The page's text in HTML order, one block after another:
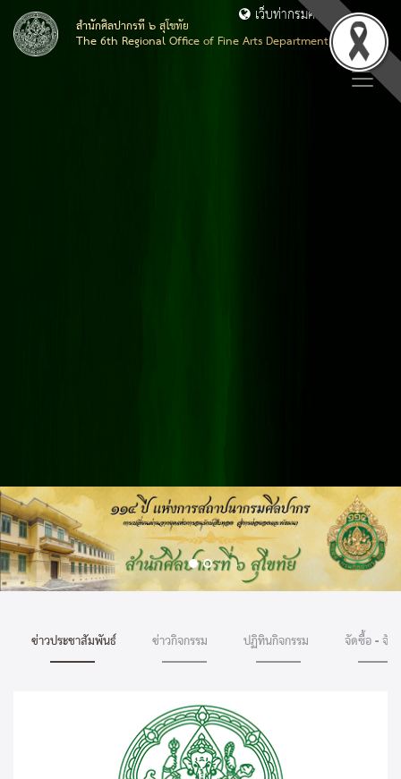
สำนักศิลปากรที่ ๖ สุโขทัย
The 6th Regional Office of Fine Arts Department, Sukhothai
เว็บท่ากรมศิลปากร
ข่าวประชาสัมพันธ์ ข่าวกิจกรรม ปฏิทินกิจกรรม จัดซื้อ - จัด